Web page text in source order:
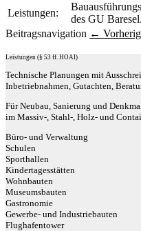
Leistungen:
des GU
Beitragsnavigation ←
Leistungen (§ 53 ff. HOAI)
Technische Planungen mit
Inbetriebnahmen, Gutachten,
Für Neubau, Sanierung und
im Massiv-, Stahl-, Holz- und
Büro- und Verwaltung
Schulen
Sporthallen
Kindertagesstätten
Wohnbauten
Museumsbauten
Gastronomie
Gewerbe- und Industriebauten
Flughafentower